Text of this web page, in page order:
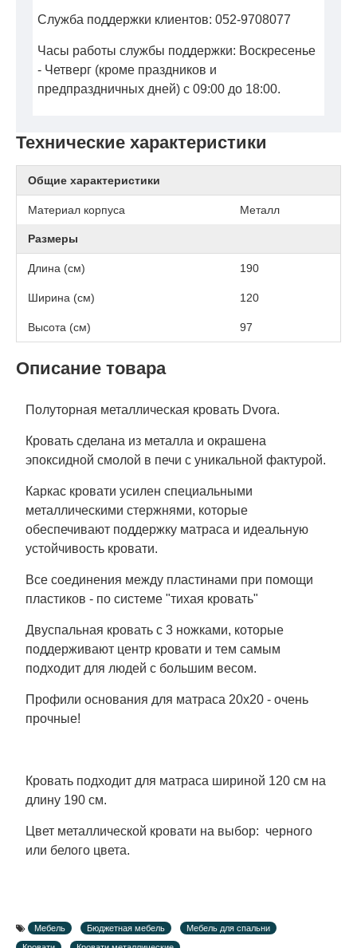
Технические характеристики
Общие характеристики
Материал корпуса Металл
Размеры
Длина (см) 190
Ширина (см) 120
Высота (см) 97
Описание товара
Полуторная металлическая кровать Dvora.
Кровать сделана из металла и окрашена
эпоксидной смолой в печи с уникальной фактурой.
Каркас кровати усилен специальными
металлическими стержнями, которые
обеспечивают поддержку матраса и идеальную
устойчивость кровати.
Все соединения между пластинами при помощи
пластиков - по системе "тихая кровать"
Двуспальная кровать с 3 ножками, которые
поддерживают центр кровати и тем самым
подходит для людей с большим весом.
Профили основания для матраса 20х20 - очень
прочные!
Кровать подходит для матраса шириной 120 см на
длину 190 см.
Цвет металлической кровати на выбор: черного
или белого цвета.
Служба поддержки клиентов: 052-9708077
Часы работы службы поддержки: Воскресенье
- Четверг (кроме праздников и
предпраздничных дней) с 09:00 до 18:00.
Мебель Бюджетная мебель
Мебель для спальни